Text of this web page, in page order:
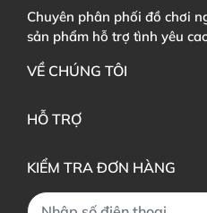
Chuyên phân phối đồ chơi
sản phẩm hỗ trợ tình yêu
VỀ CHÚNG TÔI
HỖ TRỢ
KIỂM TRA ĐƠN HÀNG